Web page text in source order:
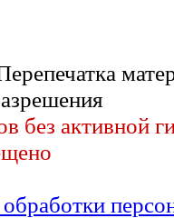
без активной